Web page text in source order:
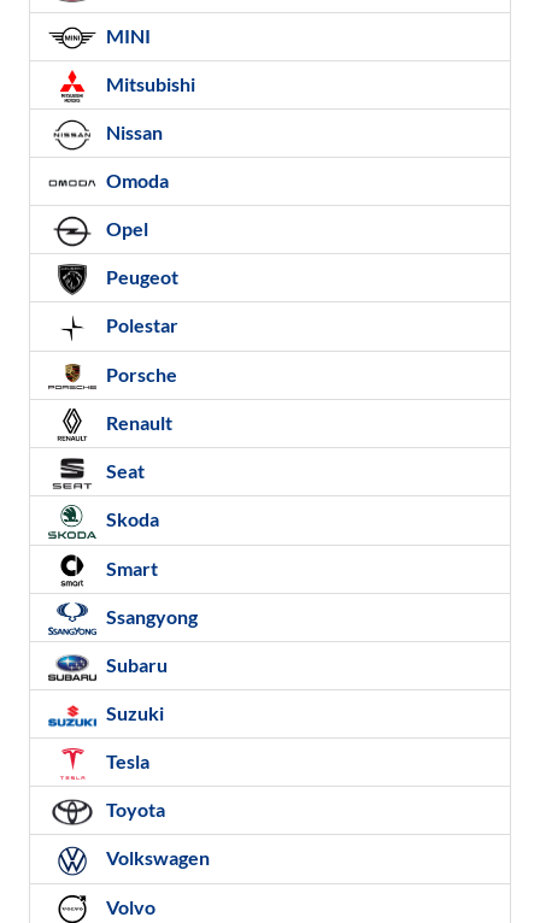
MINI
Mitsubishi
Nissan
Omoda
Opel
Peugeot
Polestar
Porsche
Renault
Seat
Skoda
Smart
Ssangyong
Subaru
Suzuki
Tesla
Toyota
Volkswagen
Volvo